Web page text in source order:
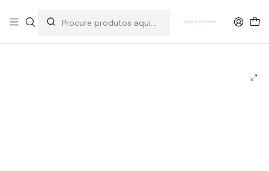
OFERTA DE PORTES DE ENVIO em compras para Portugal superiores a
80€ de artigos sem promoção